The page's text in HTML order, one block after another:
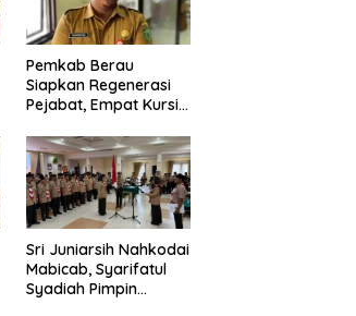
Pemkab Berau
Siapkan Regenerasi
Pejabat, Empat Kursi
Diisi
Sri Juniarsih Nahkodai
Mabicab, Syarifatul
Syadiah Pimpin